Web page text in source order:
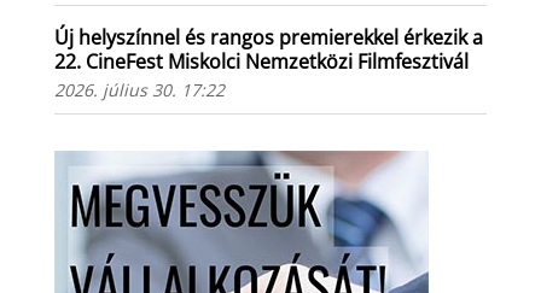
Új helyszínnel és rangos premierekkel érkezik a
22. CineFest Miskolci Nemzetközi Filmfesztivál
2026. július 30. 17:22